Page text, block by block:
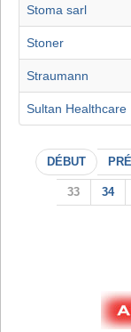
Stoma sarl
Stoner
Straumann
Sultan Healthcare
DÉBUT
33 34